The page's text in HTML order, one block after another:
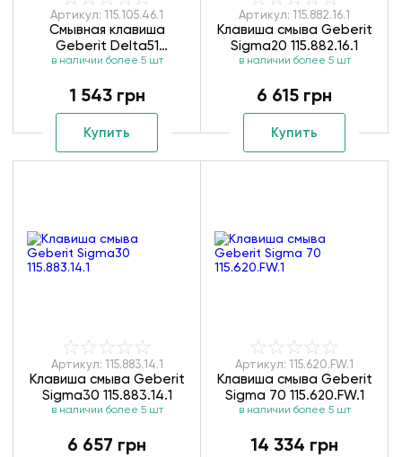
Артикул: 115.105.46.1
Смывная клавиша
Geberit Delta51
115.105.46.1
в наличии более 5 шт
1 543 грн
Купить
Артикул: 115.882.16.1
Клавиша смыва Geberit
Sigma20 115.882.16.1
в наличии более 5 шт
6 615 грн
Купить
Артикул: 115.883.14.1
Клавиша смыва Geberit
Sigma30 115.883.14.1
в наличии более 5 шт
6 657 грн
Артикул: 115.620.FW.1
Клавиша смыва Geberit
Sigma 70 115.620.FW.1
в наличии более 5 шт
14 334 грн